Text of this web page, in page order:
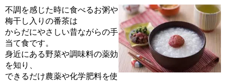
不調を感じた時に食べるお粥や
梅干し入りの番茶は
からだにやさしい昔ながらの手
当て食です。
身近にある野菜や調味料の薬効
を知り、
できるだけ農薬や化学肥料を使